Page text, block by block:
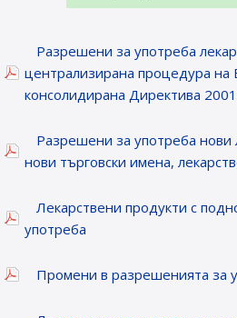
Разрешени за употреба
централизирана процедура на
консолидирана Директива
Разрешени за употреба нови
нови търговски имена,
Лекарствени продукти с
употреба
Промени в разрешенията за